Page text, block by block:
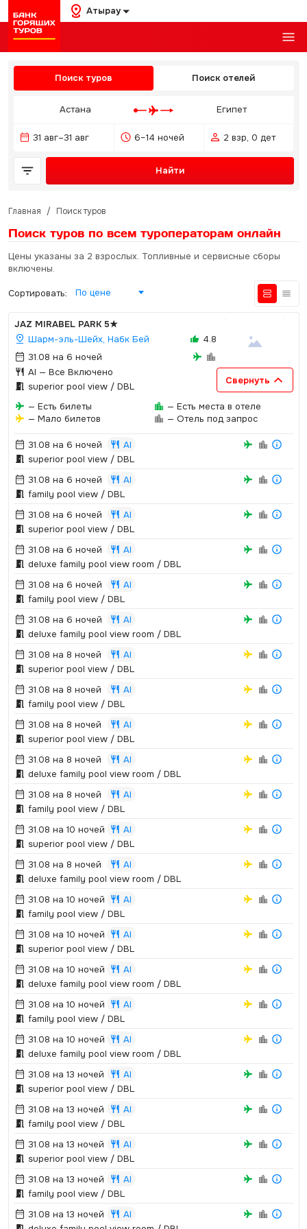
Атырау
Поиск туров Поиск отелей
Астана Египет
31 авг–31 авг 6–14 ночей 2 взр, 0 дет
Найти
Главная / Поиск туров
Поиск туров по всем туроператорам онлайн
Цены указаны за 2 взрослых. Топливные и сервисные сборы
включены.
Сортировать: По цене
JAZ MIRABEL PARK 5★
Шарм-эль-Шейх, Набк Бей
31.08 на 6 ночей
AI — Все Включено
4.8
superior pool view / DBL
Свернуть
— Есть билеты
— Мало билетов
— Есть места в отеле
— Отель под запрос
31.08 на 6 ночей
AI
superior pool view / DBL
31.08 на 6 ночей
AI
family pool view / DBL
31.08 на 6 ночей
AI
superior pool view / DBL
31.08 на 6 ночей
AI
deluxe family pool view room / DBL
31.08 на 6 ночей
AI
family pool view / DBL
31.08 на 6 ночей
AI
deluxe family pool view room / DBL
31.08 на 8 ночей
AI
superior pool view / DBL
31.08 на 8 ночей
AI
family pool view / DBL
31.08 на 8 ночей
AI
superior pool view / DBL
31.08 на 8 ночей
AI
deluxe family pool view room / DBL
31.08 на 8 ночей
AI
family pool view / DBL
31.08 на 10 ночей
AI
superior pool view / DBL
31.08 на 8 ночей
AI
deluxe family pool view room / DBL
31.08 на 10 ночей
AI
family pool view / DBL
31.08 на 10 ночей
AI
superior pool view / DBL
31.08 на 10 ночей
AI
deluxe family pool view room / DBL
31.08 на 10 ночей
AI
family pool view / DBL
31.08 на 10 ночей
AI
deluxe family pool view room / DBL
31.08 на 13 ночей
AI
superior pool view / DBL
31.08 на 13 ночей
AI
family pool view / DBL
31.08 на 13 ночей
AI
superior pool view / DBL
31.08 на 13 ночей
AI
family pool view / DBL
31.08 на 13 ночей
AI